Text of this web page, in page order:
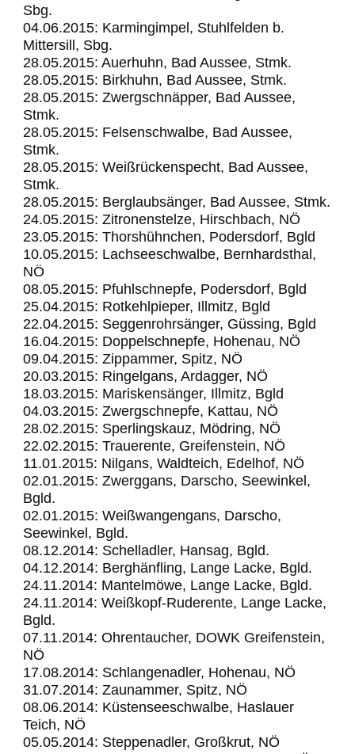
Sbg.
04.06.2015: Karmingimpel, Stuhlfelden b.
Mittersill, Sbg.
28.05.2015: Auerhuhn, Bad Aussee, Stmk.
28.05.2015: Birkhuhn, Bad Aussee, Stmk.
28.05.2015: Zwergschnäpper, Bad Aussee,
Stmk.
28.05.2015: Felsenschwalbe, Bad Aussee,
Stmk.
28.05.2015: Weißrückenspecht, Bad Aussee,
Stmk.
28.05.2015: Berglaubsänger, Bad Aussee, Stmk.
24.05.2015: Zitronenstelze, Hirschbach, NÖ
23.05.2015: Thorshühnchen, Podersdorf, Bgld
10.05.2015: Lachseeschwalbe, Bernhardsthal,
NÖ
08.05.2015: Pfuhlschnepfe, Podersdorf, Bgld
25.04.2015: Rotkehlpieper, Illmitz, Bgld
22.04.2015: Seggenrohrsänger, Güssing, Bgld
16.04.2015: Doppelschnepfe, Hohenau, NÖ
09.04.2015: Zippammer, Spitz, NÖ
20.03.2015: Ringelgans, Ardagger, NÖ
18.03.2015: Mariskensänger, Illmitz, Bgld
04.03.2015: Zwergschnepfe, Kattau, NÖ
28.02.2015: Sperlingskauz, Mödring, NÖ
22.02.2015: Trauerente, Greifenstein, NÖ
11.01.2015: Nilgans, Waldteich, Edelhof, NÖ
02.01.2015: Zwerggans, Darscho, Seewinkel,
Bgld.
02.01.2015: Weißwangengans, Darscho,
Seewinkel, Bgld.
08.12.2014: Schelladler, Hansag, Bgld.
04.12.2014: Berghänfling, Lange Lacke, Bgld.
24.11.2014: Mantelmöwe, Lange Lacke, Bgld.
24.11.2014: Weißkopf-Ruderente, Lange Lacke,
Bgld.
07.11.2014: Ohrentaucher, DOWK Greifenstein,
NÖ
17.08.2014: Schlangenadler, Hohenau, NÖ
31.07.2014: Zaunammer, Spitz, NÖ
08.06.2014: Küstenseeschwalbe, Haslauer
Teich, NÖ
05.05.2014: Steppenadler, Großkrut, NÖ